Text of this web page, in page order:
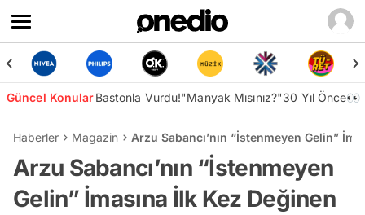
Güncel KonularBastonla Vurdu!"Manyak Mısınız?"30 Yıl Önce👀
Haberler Magazin Arzu Sabancı’nın “İstenmeyen Gelin”
Arzu Sabancı’nın “İstenmeyen
Gelin” İmasına İlk Kez Değinen